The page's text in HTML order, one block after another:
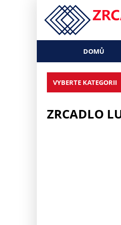
DOMŮ
VYBERTE KATEGORII
ZRCADLO